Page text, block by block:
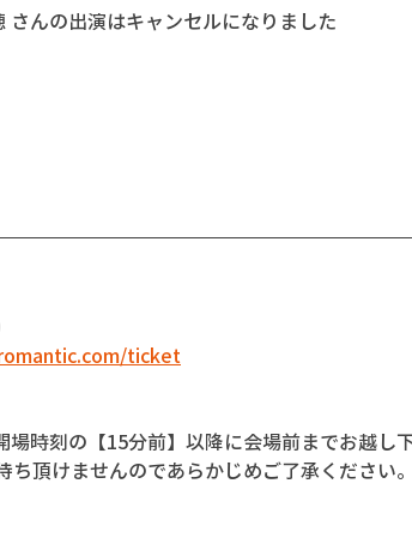
んの出演はキャンセルになりました
ticket
時刻の【15分前】以降に会場前までお越し
頂けませんのであらかじめご了承ください。